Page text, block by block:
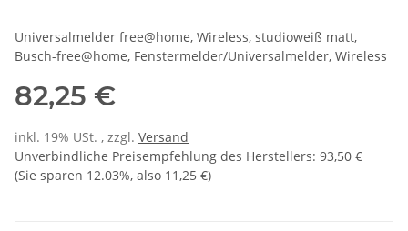
Universalmelder free@home, Wireless, studioweiß matt,
Busch-free@home, Fenstermelder/Universalmelder, Wireless
82,25 €
inkl. 19% USt. , zzgl. Versand
Unverbindliche Preisempfehlung des Herstellers: 93,50 €
(Sie sparen 12.03%, also 11,25 €)